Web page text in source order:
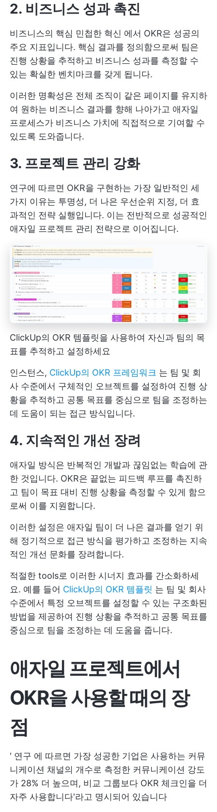
2. 비즈니스 성과 촉진
비즈니스의 핵심 민첩한 혁신 에서 OKR은 성공의
주요 지표입니다. 핵심 결과를 정의함으로써 팀은
진행 상황을 추적하고 비즈니스 성과를 측정할 수
있는 확실한 벤치마크를 갖게 됩니다.
이러한 명확성은 전체 조직이 같은 페이지를 유지하
여 원하는 비즈니스 결과를 향해 나아가고 애자일
프로세스가 비즈니스 가치에 직접적으로 기여할 수
있도록 도와줍니다.
3. 프로젝트 관리 강화
연구에 따르면 OKR을 구현하는 가장 일반적인 세
가지 이유는 투명성, 더 나은 우선순위 지정, 더 효
과적인 전략 실행입니다. 이는 전반적으로 성공적인
애자일 프로젝트 관리 전략으로 이어집니다.
ClickUp의 OKR 템플릿을 사용하여 자신과 팀의 목
표를 추적하고 설정하세요
인스턴스, ClickUp의 OKR 프레임워크 는 팀 및 회
사 수준에서 구체적인 오브젝트를 설정하여 진행 상
황을 추적하고 공통 목표를 중심으로 팀을 조정하는
데 도움이 되는 접근 방식입니다.
4. 지속적인 개선 장려
애자일 방식은 반복적인 개발과 끊임없는 학습에 관
한 것입니다. OKR은 끝없는 피드백 루프를 촉진하
고 팀이 목표 대비 진행 상황을 측정할 수 있게 함으
로써 이를 지원합니다.
이러한 설정은 애자일 팀이 더 나은 결과를 얻기 위
해 정기적으로 접근 방식을 평가하고 조정하는 지속
적인 개선 문화를 장려합니다.
적절한 tools로 이러한 시너지 효과를 간소화하세
요. 예를 들어 ClickUp의 OKR 템플릿 는 팀 및 회사
수준에서 특정 오브젝트를 설정할 수 있는 구조화된
방법을 제공하여 진행 상황을 추적하고 공통 목표를
중심으로 팀을 조정하는 데 도움을 줍니다.
애자일 프로젝트에서
OKR을 사용할 때의 장
점
' 연구 에 따르면 가장 성공한 기업은 사용하는 커뮤
니케이션 채널의 개수로 측정한 커뮤니케이션 강도
가 28% 더 높으며, 비교 그룹보다 OKR 체크인을 더
자주 사용합니다'라고 명시되어 있습니다